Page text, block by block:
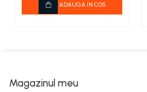
ADAUGA IN COS
Magazinul meu